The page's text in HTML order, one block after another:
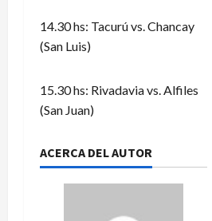
14.30 hs: Tacurú vs. Chancay
(San Luis)
15.30 hs: Rivadavia vs. Alfiles
(San Juan)
ACERCA DEL AUTOR